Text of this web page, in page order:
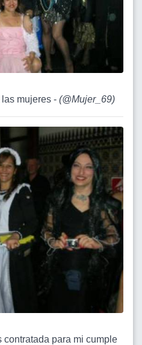
mujeres - (@Mujer_69)
para mi cumple